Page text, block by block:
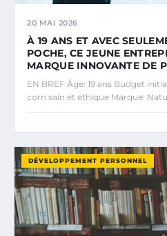
20 MAI 2026
À 19 ANS ET AVEC
POCHE, CE JEUNE
MARQUE INNOVANTE DE
EN BREF Âge: 19 ans Budget
corn sain et éthique Marque:
DÉVELOPPEMENT PERSONNEL